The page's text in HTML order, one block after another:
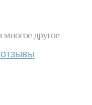
другое
отзывы